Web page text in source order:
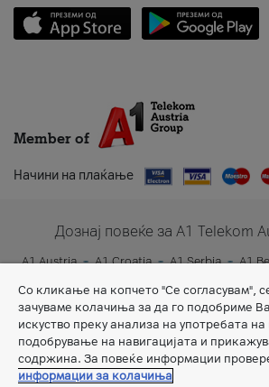
Member of
Начини на плаќање
Дознај повеќе за A1 Telekom
A1 Austria A1 Croatia A1 Serbia A1
A1 Slovenia
A1 Digital
Со кликање на копчето "Се согласувам",
зачуваме колачиња за да го подобриме
искуство преку анализа на употребата
подобрување на навигацијата и
содржина. За повеќе информации
информации за колачиња